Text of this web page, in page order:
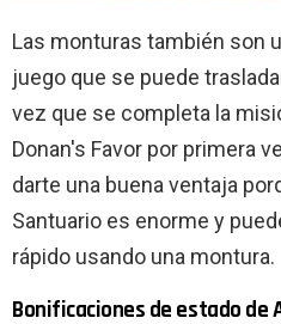
Las monturas también son
juego que se puede
vez que se completa la
Donan's Favor por primera
darte una buena ventaja
Santuario es enorme y
rápido usando una montura.
Bonificaciones de estado de